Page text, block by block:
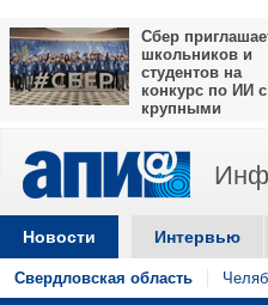
Сбер
школьников и
студентов на
конкурс по ИИ с
крупными
Новости Интервью
Свердловская область